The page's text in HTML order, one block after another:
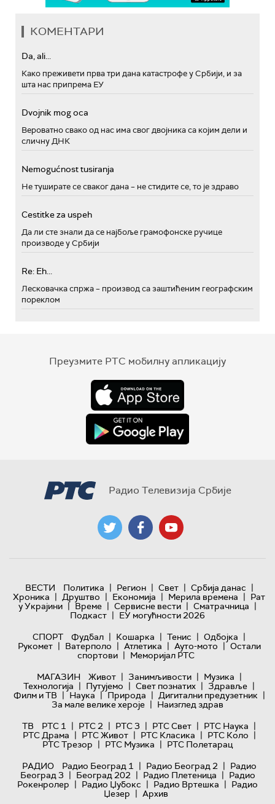
КОМЕНТАРИ
Da, ali...
Како преживети прва три дана катастрофе у Србији, и за
шта нас припрема ЕУ
Dvojnik mog oca
Вероватно свако од нас има свог двојника са којим дели и
сличну ДНК
Nemogućnost tusiranja
Не туширате се сваког дана – не стидите се, то је здраво
Cestitke za uspeh
Да ли сте знали да се најбоље грамофонске ручице
производе у Србији
Re: Eh...
Лесковачка спржа – производ са заштићеним географским
пореклом
Преузмите РТС мобилну апликацију
Радио Телевизија Србије
ВЕСТИ Политика | Регион | Свет | Србија данас |
Хроника | Друштво | Економија | Мерила времена | Рат
у Украјини | Време | Сервисне вести | Сматрачница |
Подкаст | ЕУ могућности 2026
СПОРТ
Фудбал | Кошарка | Тенис | Одбојка |
Рукомет | Ватерполо | Атлетика | Ауто-мото | Остали
спортови | Меморијал РТС
МАГАЗИН
Живот | Занимљивости | Музика |
Технологијa | Путујемо | Свет познатих | Здравље |
Филм и ТВ | Наука | Природа | Дигитални предузетник |
За мале велике хероје | Наизглед здрав
ТВ
РТС 1 | РТС 2 | РТС 3 | РТС Свет | РТС Наука |
РТС Драма | РТС Живот | РТС Класика | РТС Коло |
РТС Трезор | РТС Музика | РТС Полетарац
РАДИО
Радио Београд 1 | Радио Београд 2 | Радио
Београд 3 | Београд 202 | Радио Плетеница | Радио
Рокенролер | Радио Џубокс | Радио Вртешка | Радио
Џезер | Архив